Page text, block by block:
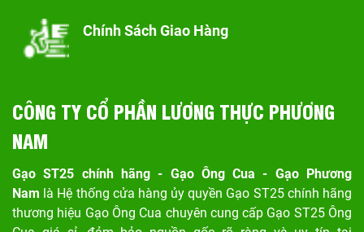
Chính Sách Giao Hàng
CÔNG TY CỔ PHẦN LƯƠNG THỰC PHƯƠNG
NAM
Gạo ST25 chính hãng - Gạo Ông Cua - Gạo Phương
Nam là Hệ thống cửa hàng ủy quyền Gạo ST25 chính hãng
thương hiệu Gạo Ông Cua chuyên cung cấp Gạo ST25 Ông